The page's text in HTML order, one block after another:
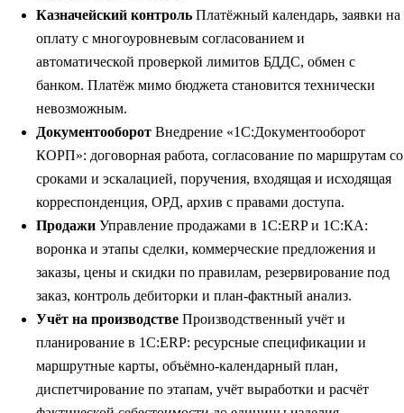
Казначейский контроль Платёжный календарь, заявки на
оплату с многоуровневым согласованием и
автоматической проверкой лимитов БДДС, обмен с
банком. Платёж мимо бюджета становится технически
невозможным.
Документооборот Внедрение «1С:Документооборот
КОРП»: договорная работа, согласование по маршрутам со
сроками и эскалацией, поручения, входящая и исходящая
корреспонденция, ОРД, архив с правами доступа.
Продажи Управление продажами в 1С:ERP и 1С:КА:
воронка и этапы сделки, коммерческие предложения и
заказы, цены и скидки по правилам, резервирование под
заказ, контроль дебиторки и план-фактный анализ.
Учёт на производстве Производственный учёт и
планирование в 1С:ERP: ресурсные спецификации и
маршрутные карты, объёмно-календарный план,
диспетчирование по этапам, учёт выработки и расчёт